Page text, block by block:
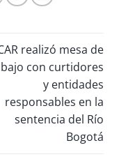
realizó mesa de
con curtidores
y entidades
responsables en la
sentencia del Río
Bogotá